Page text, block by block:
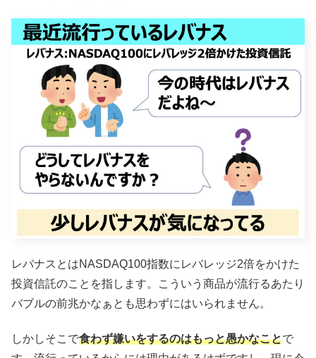
レバナスとはNASDAQ100指数にレバレッジ2倍をかけた
投資信託のことを指します。こういう商品が流行るあたり
バブルの前兆かなぁとも思わずにはいられません。
しかしそこで食わず嫌いをするのはもっと愚かなことで